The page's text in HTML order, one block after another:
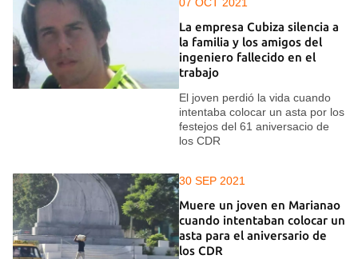
La empresa Cubiza silencia a
la familia y los amigos del
ingeniero fallecido en el
trabajo
El joven perdió la vida cuando
intentaba colocar un asta por los
festejos del 61 aniversacio de
los CDR
30 SEP 2021
Muere un joven en Marianao
cuando intentaban colocar un
asta para el aniversario de
los CDR